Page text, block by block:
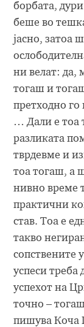
борбата,
беше во
јасно, затоа
ни велат: да,
тогаш и
претходно го
… Дали е тоа
разликата
тврдевме и
тоа тогаш, а
нивно време
практични
став. Тоа е
такво
сопствените
успеси треба
успехот на
точно –
пишува Коча